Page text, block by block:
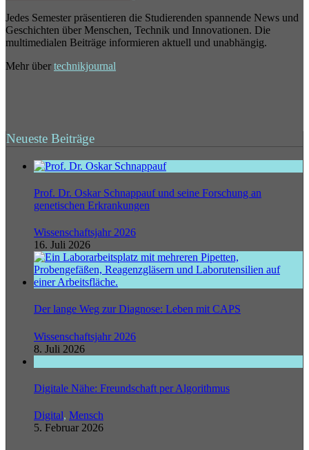
Jedes Semester präsentieren die Studierenden spannende News und
Geschichten über Menschen, Technik und Innovationen. Die
multimedialen Beiträge informieren aktuell und unabhängig.
Mehr über technikjournal
Neueste Beiträge
Prof. Dr. Oskar Schnappauf und seine Forschung an
genetischen Erkrankungen
Wissenschaftsjahr 2026
16. Juli 2026
Der lange Weg zur Diagnose: Leben mit CAPS
Wissenschaftsjahr 2026
8. Juli 2026
Digitale Nähe: Freundschaft per Algorithmus
Digital, Mensch
5. Februar 2026